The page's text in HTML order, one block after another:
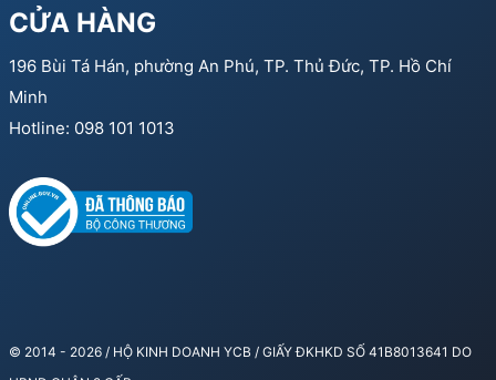
CỬA HÀNG
196 Bùi Tá Hán, phường An Phú, TP. Thủ Đức, TP. Hồ Chí
Minh
Hotline: 098 101 1013
© 2014 - 2026 / HỘ KINH DOANH YCB / GIẤY ĐKHKD SỐ 41B8013641 DO